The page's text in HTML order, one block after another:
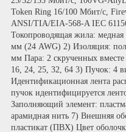
Token Ring 16/100 Мбит/с,
ANSI/TIA/EIA-568-A IEC
Токопроводящая жила: медная
мм (24 AWG) 2) Изоляция:
мм Пара: 2 скрученных
16, 24, 25, 32, 64 3) Пучок: 4
Идентификационная лента
пучок идентифицируется
Заполняющий элемент:
арамидная нить 7) Внешняя
пластикат (ПВХ) Цвет